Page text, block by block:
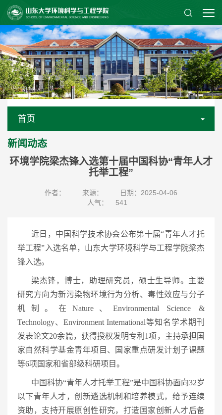
首页
新闻动态
环境学院梁杰锋入选第十届中国科协“青年人才
托举工程”
作者： 来源：
日期：2025-04-06
人气：
541
近日，中国科学技术协会公布第十届“青年人才托
举工程”入选名单，山东大学环境科学与工程学院梁杰
锋入选。
梁杰锋，博士，助理研究员，硕士生导师。主要
研究方向为新污染物环境行为分析、毒性效应与分子
机制。在Nature、Environmental Science &
Technology、Environment International等知名学术期刊
发表论文20余篇，获得授权发明专利1项，主持承担国
家自然科学基金青年项目、国家重点研发计划子课题
等6项国家和省部级科研项目。
中国科协“青年人才托举工程”是中国科协面向32岁
以下青年人才，创新遴选机制和培养模式，给予连续
资助，支持开展原创性研究，打造国家创新人才后备